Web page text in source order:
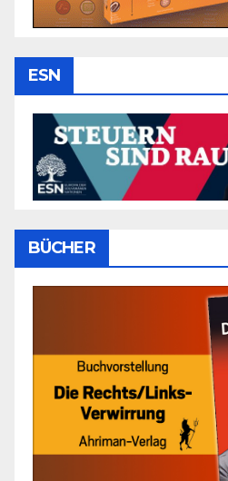
ESN
BÜCHER